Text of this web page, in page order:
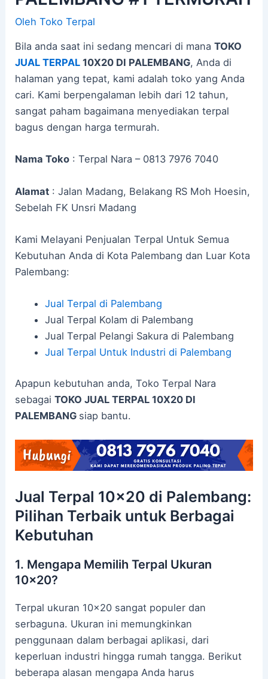
OlehToko Terpal
Bila anda saat ini sedang mencari di manaTOKO
JUAL TERPAL 10X20 DI PALEMBANG, Anda di
halaman yang tepat, kami adalah toko yang Anda
cari. Kami berpengalaman lebih dari 12 tahun,
sangat paham bagaimana menyediakan terpal
bagus dengan harga termurah.
Nama Toko : Terpal Nara – 0813 7976 7040
Alamat : Jalan Madang, Belakang RS Moh Hoesin,
Sebelah FK Unsri Madang
Kami Melayani Penjualan Terpal Untuk Semua
Kebutuhan Anda di Kota Palembang dan Luar Kota
Palembang:
Jual Terpal di Palembang
Jual Terpal Kolam di Palembang
Jual Terpal Pelangi Sakura di Palembang
Jual Terpal Untuk Industri di Palembang
Apapun kebutuhan anda, Toko Terpal Nara
sebagaiTOKO JUAL TERPAL 10X20 DI
PALEMBANG siap bantu.
Jual Terpal 10×20 di Palembang:
Pilihan Terbaik untuk Berbagai
Kebutuhan
1. Mengapa Memilih Terpal Ukuran
10×20?
Terpal ukuran 10×20 sangat populer dan
serbaguna. Ukuran ini memungkinkan
penggunaan dalam berbagai aplikasi, dari
keperluan industri hingga rumah tangga. Berikut
beberapa alasan mengapa Anda harus